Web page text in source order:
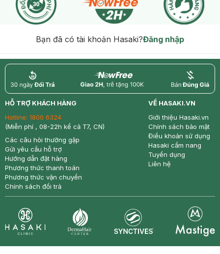
Bạn đã có tài khoản Hasaki?Đăng nhập
return nowfree price
HỖ TRỢ KHÁCH HÀNG
Hotline: 1800 6324
(Miễn phí , 08-22h kể cả T7, CN)
Các câu hỏi thường gặp
Gửi yêu cầu hỗ trợ
Hướng dẫn đặt hàng
Phương thức thanh toán
Phương thức vận chuyển
Chính sách đổi trả
VỀ HASAKI.VN
Giới thiệu Hasaki.vn
Chính sách bảo mật
Điều khoản sử dụng
Hasaki cẩm nang
Tuyển dụng
Liên hệ